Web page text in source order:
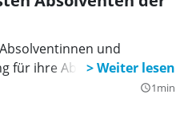
und
für ihre Abschlüsse
query_builder1min